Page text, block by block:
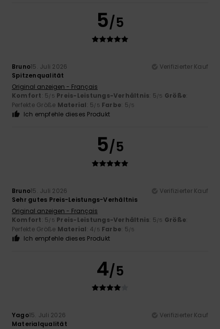
5/5
Bruno15. Juli 2026
Verifizierter Kauf
Spitzenqualität
Original anzeigen - Français
Komfort: 5/5 Preis-Leistungs-Verhältnis: 5/5 Größe:
Perfekte Größe Material: 5/5 Farbe: 5/5
Ich empfehle dieses Produkt
5/5
Bruno15. Juli 2026
Verifizierter Kauf
Sehr gutes Preis-Leistungs-Verhältnis
Original anzeigen - Français
Komfort: 5/5 Preis-Leistungs-Verhältnis: 5/5 Größe:
Perfekte Größe Material: 4/5 Farbe: 5/5
Ich empfehle dieses Produkt
4/5
Yago15. Juli 2026
Verifizierter Kauf
Materialqualität